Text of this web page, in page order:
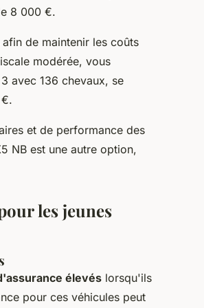
8 000 €.
de maintenir les coûts
modérée, vous
avec 136 chevaux, se
et de performance des
NB est une autre option,
les jeunes
élevés lorsqu'ils
pour ces véhicules peut